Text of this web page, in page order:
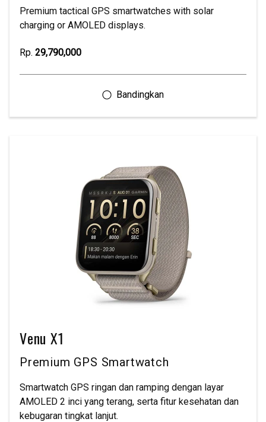
Premium tactical GPS smartwatches with solar
charging or AMOLED displays.
Rp. 29,790,000
Venu X1
Premium GPS Smartwatch
Smartwatch GPS ringan dan ramping dengan layar
AMOLED 2 inci yang terang, serta fitur kesehatan dan
kebugaran tingkat lanjut.